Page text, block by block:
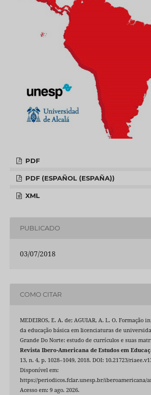
PDF
PDF (ESPAÑOL (ESPAÑA))
XML
PUBLICADO
03/07/2018
COMO CITAR
MEDEIROS, E. A. de; AGUIAR, A. L. O. Formação
da educação básica em licenciaturas de
Grande Do Norte: estudo de currículos e suas
Revista Ibero-Americana de Estudos em
13, n. 4, p. 1028–1049, 2018. DOI: 10.21723/
Disponível em:
https://periodicos.fclar.unesp.br/iberoamericana/
Acesso em: 9 ago. 2026.